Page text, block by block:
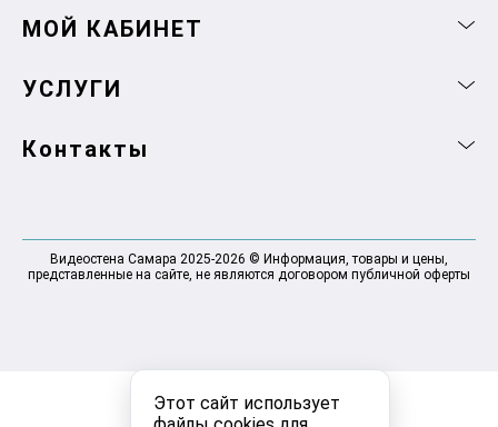
Этот сайт использует
МОЙ КАБИНЕТ
УСЛУГИ
Контакты
Видеостена Самара 2025-2026 © Информация, товары и цены,
представленные на сайте, не являются договором публичной оферты